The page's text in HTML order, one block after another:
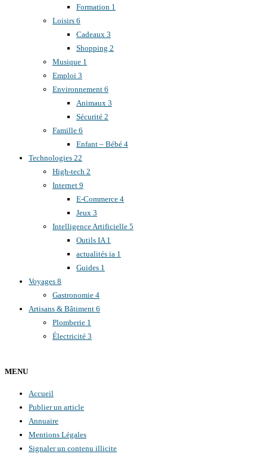
Formation 1
Loisirs 6
Cadeaux 3
Shopping 2
Musique 1
Emploi 3
Environnement 6
Animaux 3
Sécurité 2
Famille 6
Enfant – Bébé 4
Technologies 22
High-tech 2
Internet 9
E-Commerce 4
Jeux 3
Intelligence Artificielle 5
Outils IA 1
actualités ia 1
Guides 1
Voyages 8
Gastronomie 4
Artisans & Bâtiment 6
Plomberie 1
Électricité 3
MENU
Accueil
Publier un article
Annuaire
Mentions Légales
Signaler un contenu illicite